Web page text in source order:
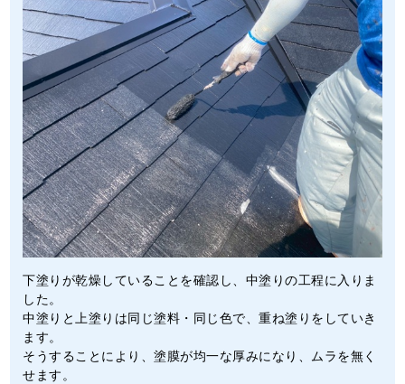
下塗りが乾燥していることを確認し、中塗りの工程に入りま
した。
中塗りと上塗りは同じ塗料・同じ色で、重ね塗りをしていき
ます。
そうすることにより、塗膜が均一な厚みになり、ムラを無く
せます。